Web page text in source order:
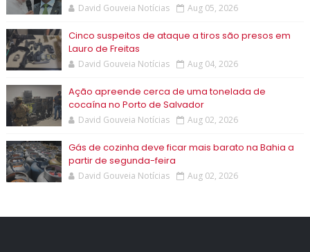
David Gouveia Notícias Aug 05, 2026
Cinco suspeitos de ataque a tiros são presos em
Lauro de Freitas
David Gouveia Notícias Aug 04, 2026
Ação apreende cerca de uma tonelada de
cocaína no Porto de Salvador
David Gouveia Notícias Aug 02, 2026
Gás de cozinha deve ficar mais barato na Bahia a
partir de segunda-feira
David Gouveia Notícias Aug 02, 2026